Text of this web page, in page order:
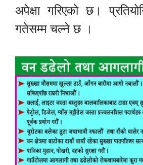
अपेक्षा गरिएको छ।
गतेसम्म चल्ने छ ।